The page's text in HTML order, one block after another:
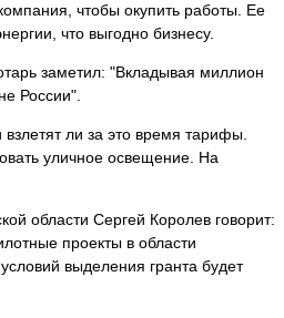
чтобы окупить работы. Ее
что выгодно бизнесу.
заметил: "Вкладывая миллион
России".
ли за это время тарифы.
уличное освещение. На
области Сергей Королев говорит:
проекты в области
выделения гранта будет